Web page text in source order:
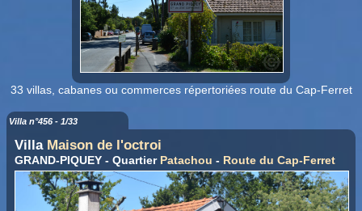
33 villas, cabanes ou commerces répertoriées route du Cap-Ferret
Villa n°456 - 1/33
Villa Maison de l'octroi
GRAND-PIQUEY - Quartier Patachou - Route du Cap-Ferret